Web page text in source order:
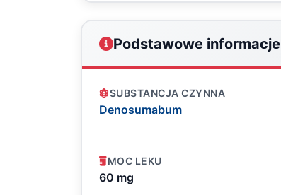
Podstawowe informacje
SUBSTANCJA CZYNNA
Denosumabum
MOC LEKU
60 mg